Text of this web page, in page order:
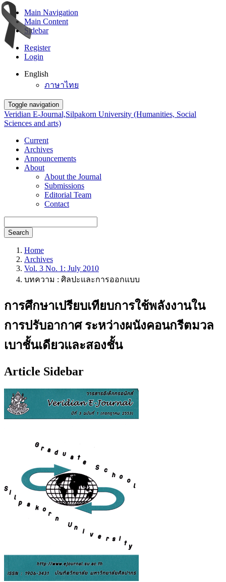
Main Navigation
Main Content
Sidebar
Register
Login
English
ภาษาไทย
Toggle navigation
Veridian E-Journal,Silpakorn University (Humanities, Social
Sciences and arts)
Current
Archives
Announcements
About
About the Journal
Submissions
Editorial Team
Contact
Search
Home
Archives
Vol. 3 No. 1: July 2010
บทความ : ศิลปะและการออกแบบ
การศึกษาเปรียบเทียบการใช้พลังงานใน
การปรับอากาศ ระหว่างผนังคอนกรีตมวล
เบาชั้นเดียวและสองชั้น
Article Sidebar